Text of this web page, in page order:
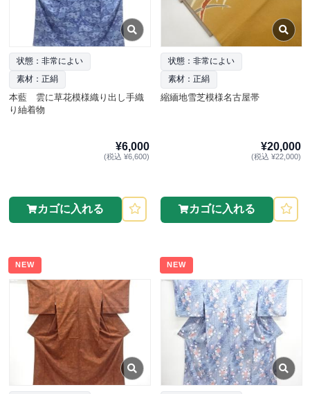
状態：非常によい
素材：正絹
本藍 雲に草花模様織り出し手織
り紬着物
¥6,000
(税込 ¥6,600)
カゴに入れる
状態：非常によい
素材：正絹
縮緬地雪芝模様名古屋帯
¥20,000
(税込 ¥22,000)
カゴに入れる
NEW NEW